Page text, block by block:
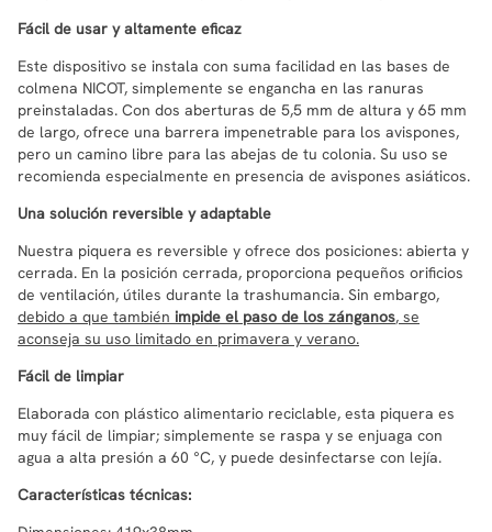
Fácil de usar y altamente eficaz
Este dispositivo se instala con suma facilidad en las bases de
colmena NICOT, simplemente se engancha en las ranuras
preinstaladas. Con dos aberturas de 5,5 mm de altura y 65 mm
de largo, ofrece una barrera impenetrable para los avispones,
pero un camino libre para las abejas de tu colonia. Su uso se
recomienda especialmente en presencia de avispones asiáticos.
Una solución reversible y adaptable
Nuestra piquera es reversible y ofrece dos posiciones: abierta y
cerrada. En la posición cerrada, proporciona pequeños orificios
de ventilación, útiles durante la trashumancia. Sin embargo,
debido a que también impide el paso de los zánganos, se
aconseja su uso limitado en primavera y verano.
Fácil de limpiar
Elaborada con plástico alimentario reciclable, esta piquera es
muy fácil de limpiar; simplemente se raspa y se enjuaga con
agua a alta presión a 60 °C, y puede desinfectarse con lejía.
Características técnicas: